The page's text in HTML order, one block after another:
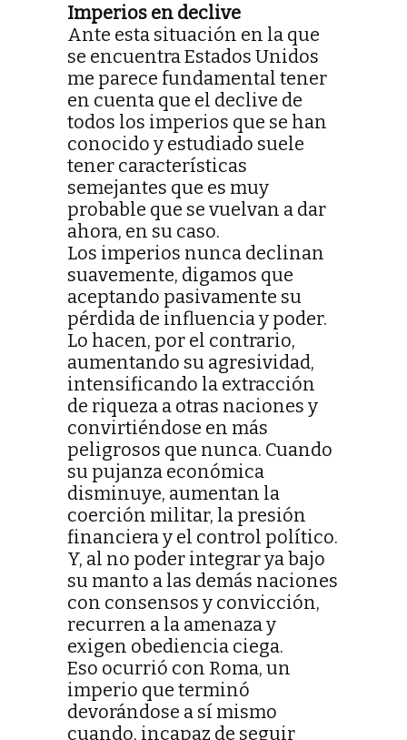
Imperios en declive
Ante esta situación en la que
se encuentra Estados Unidos
me parece fundamental tener
en cuenta que el declive de
todos los imperios que se han
conocido y estudiado suele
tener características
semejantes que es muy
probable que se vuelvan a dar
ahora, en su caso.
Los imperios nunca declinan
suavemente, digamos que
aceptando pasivamente su
pérdida de influencia y poder.
Lo hacen, por el contrario,
aumentando su agresividad,
intensificando la extracción
de riqueza a otras naciones y
convirtiéndose en más
peligrosos que nunca. Cuando
su pujanza económica
disminuye, aumentan la
coerción militar, la presión
financiera y el control político.
Y, al no poder integrar ya bajo
su manto a las demás naciones
con consensos y convicción,
recurren a la amenaza y
exigen obediencia ciega.
Eso ocurrió con Roma, un
imperio que terminó
devorándose a sí mismo
cuando, incapaz de seguir